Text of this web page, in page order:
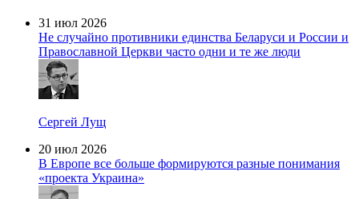
31 июл 2026
Не случайно противники единства Беларуси и России и
Православной Церкви часто одни и те же люди
Сергей Лущ
20 июл 2026
В Европе все больше формируются разные понимания
«проекта Украина»